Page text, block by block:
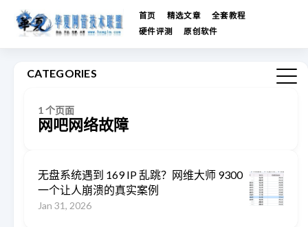
首页 精选文章
全套教程
硬件评测
原创软件
CATEGORIES
1 个页面
网吧网络故障
无盘系统遇到 169 IP 乱跳？网维大师 9300
一个让人崩溃的真实案例
Jan 31, 2026